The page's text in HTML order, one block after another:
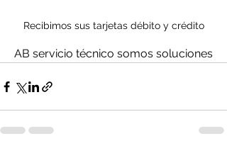
Recibimos sus tarjetas débito y crédito
AB servicio técnico somos soluciones